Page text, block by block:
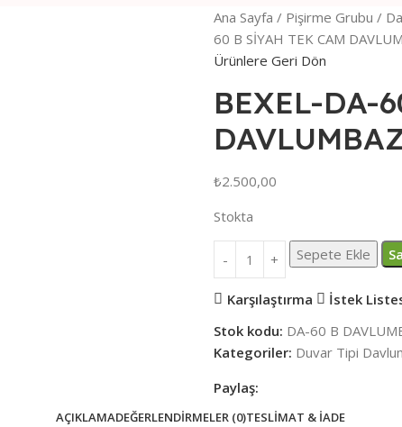
Ana Sayfa Pişirme Grubu
60 B SİYAH TEK CAM
Ürünlere Geri Dön
BEXEL-DA-
₺2.500,00
Stokta
Sepete Ekle
Karşılaştırma
İstek
Stok kodu: DA-60 B
Kategoriler: Duvar Tipi
Paylaş:
AÇIKLAMADEĞERLENDIRMELER (0)TESLIMAT & İADE